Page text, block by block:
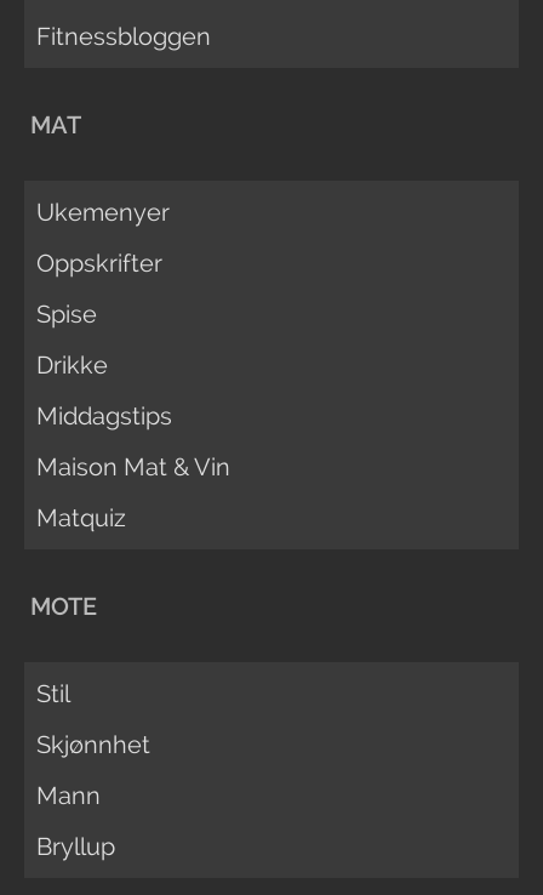
Fitnessbloggen
MAT
Ukemenyer
Oppskrifter
Spise
Drikke
Middagstips
Maison Mat & Vin
Matquiz
MOTE
Stil
Skjønnhet
Mann
Bryllup